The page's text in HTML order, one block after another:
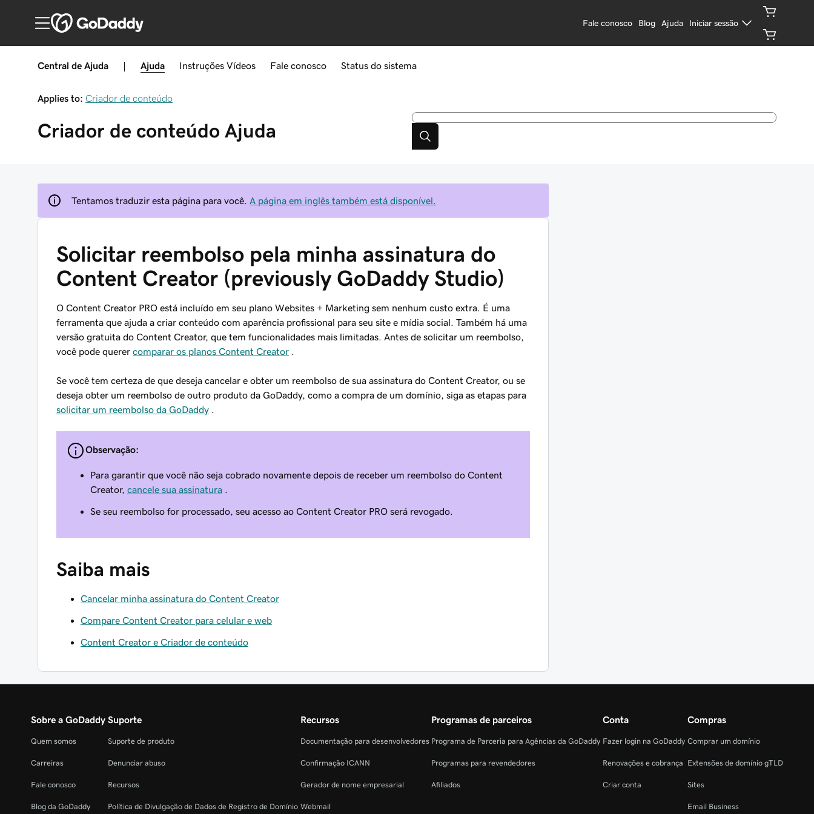
Fale conosco Blog Ajuda Iniciar sessão
Central de Ajuda Ajuda Instruções Vídeos Fale conosco Status do sistema
Applies to: Criador de conteúdo
Criador de conteúdo Ajuda
Tentamos traduzir esta página para você. A página em inglês também está disponível.
Solicitar reembolso pela minha assinatura do
Content Creator (previously GoDaddy Studio)
O Content Creator PRO está incluído em seu plano Websites + Marketing sem nenhum custo extra. É uma
ferramenta que ajuda a criar conteúdo com aparência profissional para seu site e mídia social. Também há uma
versão gratuita do Content Creator, que tem funcionalidades mais limitadas. Antes de solicitar um reembolso,
você pode querer comparar os planos Content Creator
Se você tem certeza de que deseja cancelar e obter um reembolso de sua assinatura do Content Creator, ou se
deseja obter um reembolso de outro produto da GoDaddy, como a compra de um domínio, siga as etapas para
solicitar um reembolso da GoDaddy
Observação:
Para garantir que você não seja cobrado novamente depois de receber um reembolso do Content
Creator, cancele sua assinatura
Se seu reembolso for processado, seu acesso ao Content Creator PRO será revogado.
Saiba mais
Cancelar minha assinatura do Content Creator
Compare Content Creator para celular e web
Content Creator e Criador de conteúdo
Sobre a GoDaddy
Quem somos
Carreiras
Fale conosco
Blog da GoDaddy
Suporte
Suporte de produto
Denunciar abuso
Recursos
Política de Divulgação de Dados de Registro de Domínio
Recursos
Documentação para desenvolvedores
Confirmação ICANN
Gerador de nome empresarial
Webmail
Programas de parceiros
Programa de Parceria para Agências da GoDaddy
Programas para revendedores
Afiliados
Conta
Fazer login na GoDaddy
Renovações e cobrança
Criar conta
Compras
Comprar um domínio
Extensões de domínio gTLD
Sites
Email Business